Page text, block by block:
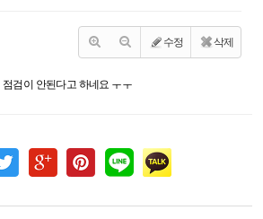
수정 삭제
검이 안된다고 하네요 ㅜㅜ
스케치북5